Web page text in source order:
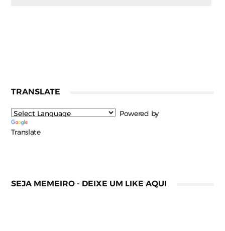
TRANSLATE
Powered by
Translate
SEJA MEMEIRO - DEIXE UM LIKE AQUI